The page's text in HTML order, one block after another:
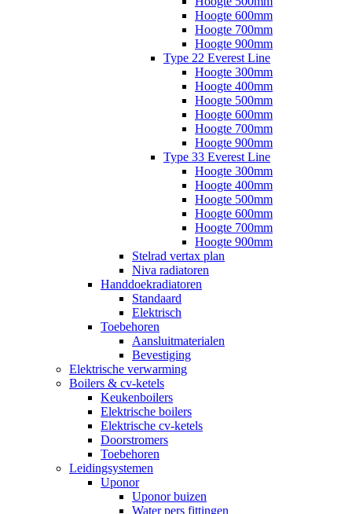
Hoogte 600mm
Hoogte 700mm
Hoogte 900mm
Type 22 Everest Line
Hoogte 300mm
Hoogte 400mm
Hoogte 500mm
Hoogte 600mm
Hoogte 700mm
Hoogte 900mm
Type 33 Everest Line
Hoogte 300mm
Hoogte 400mm
Hoogte 500mm
Hoogte 600mm
Hoogte 700mm
Hoogte 900mm
Stelrad vertax plan
Niva radiatoren
Handdoekradiatoren
Standaard
Elektrisch
Toebehoren
Aansluitmaterialen
Bevestiging
Elektrische verwarming
Boilers & cv-ketels
Keukenboilers
Elektrische boilers
Elektrische cv-ketels
Doorstromers
Toebehoren
Leidingsystemen
Uponor
Uponor buizen
Water pers fittingen